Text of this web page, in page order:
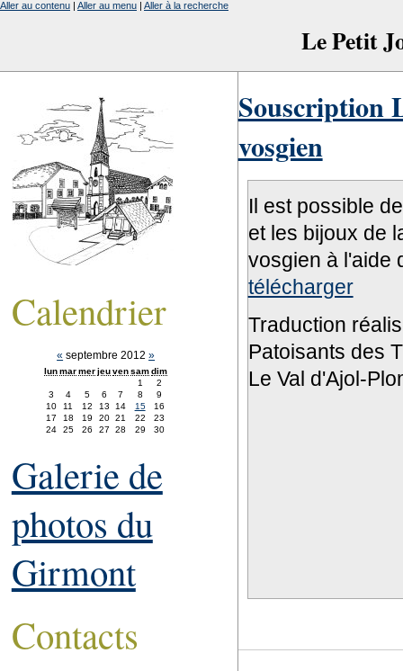
Le Petit
Aller au contenu | Aller au menu | Aller à la recherche
Souscription
vosgien
Il est possible
et les bijoux de
vosgien à l'aide
télécharger
Traduction
Patoisants des
Le Val d'Ajol-
Calendrier
« septembre 2012»
lunmarmerjeuvensamdim
1
2
3
4 5 6 7 8
9
10
11 12 13 14 15
16
17
18 19 20 21 22
23
24
25 26 27 28 29 30
Galerie de
photos du
Girmont
Contacts